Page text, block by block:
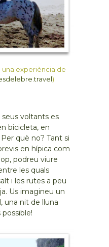
una experiència de
)
seus voltants es
bicicleta, en
Per què no? Tant si
en hípica com
podreu viure
les quals
i les rutes a peu
Us imagineu un
una nit de lluna